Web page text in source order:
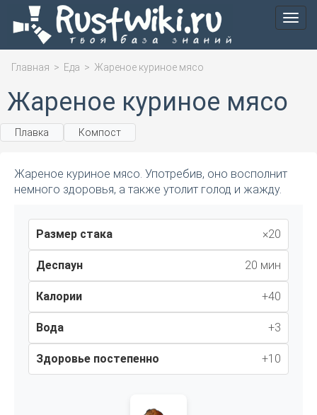
Меню
Главная > Еда > Жареное куриное мясо
Жареное куриное мясо
Плавка Компост
Жареное куриное мясо. Употребив, оно восполнит
немного здоровья, а также утолит голод и жажду.
Размер стака ×20
Деспаун 20 мин
Калории +40
Вода +3
Здоровье постепенно +10